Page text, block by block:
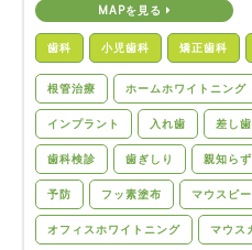
MAPを見る
歯科 小児歯科 矯正歯科
根管治療 ホームホワイトニング
インプラント 入れ歯 差し歯
歯科検診 歯ぎしり 親知らず
予防 フッ素塗布 マウスピ
オフィスホワイトニング マウス